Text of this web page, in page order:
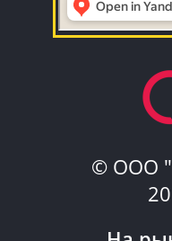
© ООО